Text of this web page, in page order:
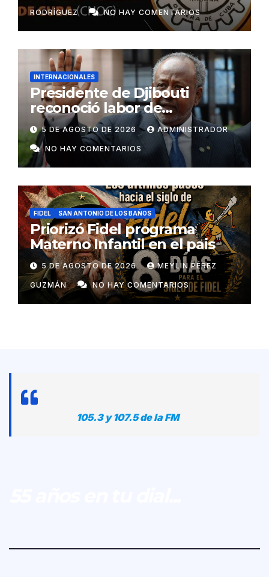
RODRÍGUEZ NO HAY COMENTARIOS
INTERNACIONALES
Presidente de Djibouti
reconoció labor de
colaboradores de Cuba
5 DE AGOSTO DE 2026 ADMINISTRADOR
NO HAY COMENTARIOS
FIDEL SAN ANTONIO DE LOS BAÑOS
Priorizó Fidel programa
Materno Infantil en el pais
5 DE AGOSTO DE 2026 MEYLIN PÉREZ
GUZMÁN NO HAY COMENTARIOS
105.3 y 107.5 de la FM